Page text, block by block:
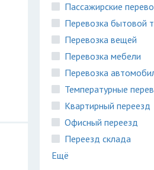
Пассажирские
Перевозка бытовой
Перевозка вещей
Перевозка мебели
Перевозка
Температурные
Квартирный переезд
Офисный переезд
Переезд склада
Ещё